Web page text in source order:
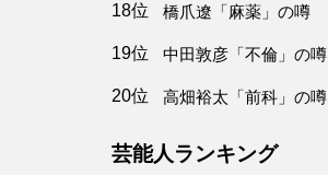
18位 橋爪遼「麻薬」の噂
19位 中田敦彦「不倫」の噂
20位 高畑裕太「前科」の噂
芸能人ランキング